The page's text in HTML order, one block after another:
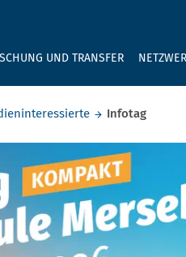
UND TRANSFER
Infotag